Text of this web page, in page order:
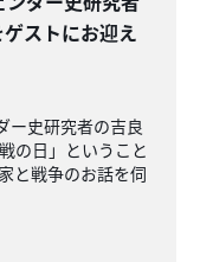
ストにお迎え
ー史研究者の吉良
の日」ということ
と戦争のお話を伺